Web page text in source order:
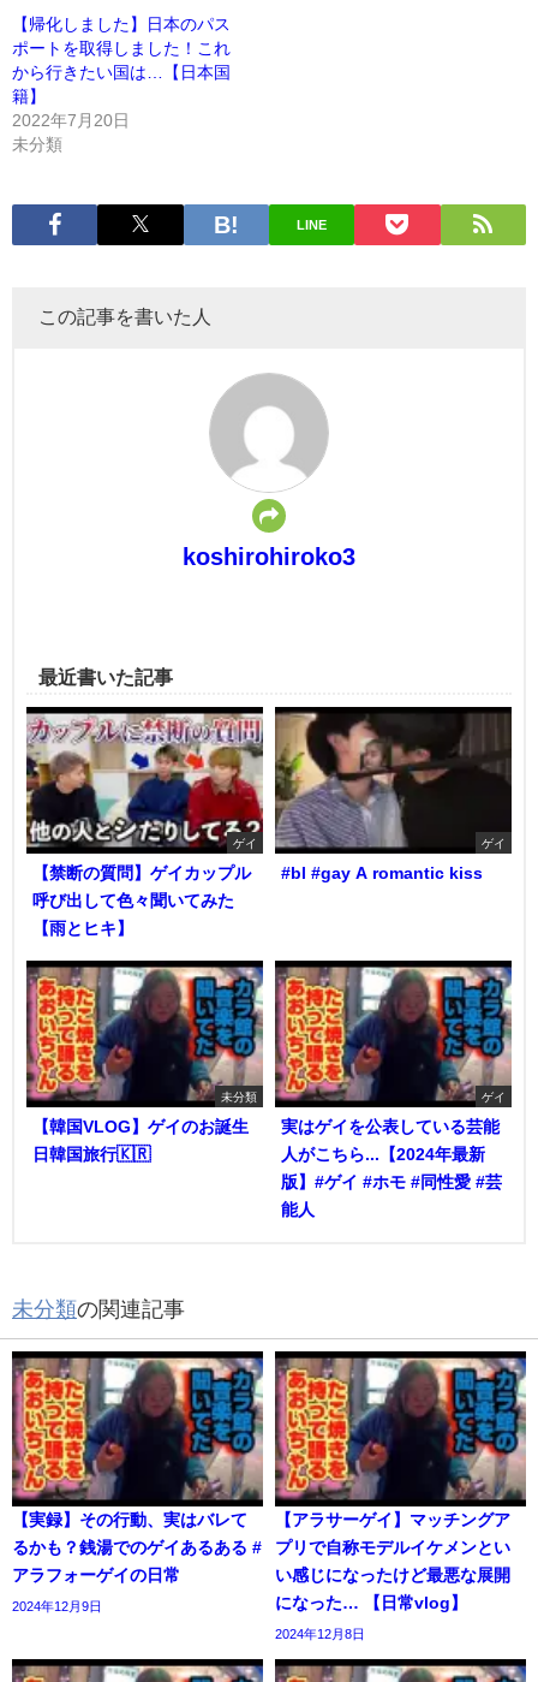
【帰化しました】日本のパス
ポートを取得しました！これ
から行きたい国は…【日本国
籍】
2022年7月20日
未分類
LINE
この記事を書いた人
koshirohiroko3
最近書いた記事
ゲイ
【禁断の質問】ゲイカップル
呼び出して色々聞いてみた
【雨とヒキ】
ゲイ
#bl #gay A romantic kiss
未分類
【韓国VLOG】ゲイのお誕生
日韓国旅行🇰🇷
ゲイ
実はゲイを公表している芸能
人がこちら...【2024年最新
版】#ゲイ #ホモ #同性愛 #芸
能人
未分類の関連記事
【実録】その行動、実はバレて
るかも？銭湯でのゲイあるある #
アラフォーゲイの日常
2024年12月9日
【アラサーゲイ】マッチングア
プリで自称モデルイケメンとい
い感じになったけど最悪な展開
になった… 【日常vlog】
2024年12月8日